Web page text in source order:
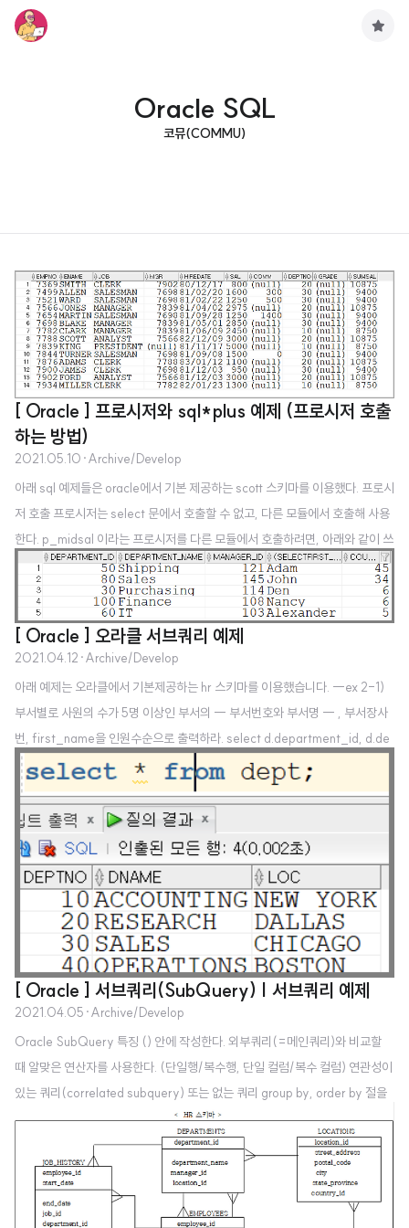
Oracle SQL
코뮤(COMMU)
[ Oracle ] 프로시저와 sql*plus 예제 (프로시저 호출
하는 방법)
2021.05.10 ·Archive/Develop
아래 sql 예제들은 oracle에서 기본 제공하는 scott 스키마를 이용했다. 프로시
저 호출 프로시저는 select 문에서 호출할 수 없고, 다른 모듈에서 호출해 사용
한다. p_midsal 이라는 프로시저를 다른 모듈에서 호출하려면, 아래와 같이 쓰
면 된다. > begin p_midsal(3); end; / 또는 sql*plus 명령을 아래와 같이 써
서 호출할 수도 있다. > exec p_midsal(2); 우선 emp 와 동일한 내용을 가진
testemp 테이블을 만들고 컬럼을 추가하겠다. 프로시저 예제 -- CTAS 기법
으로 testemp 테이블을 만들고 컬럼 두개를 추가하시오. -- (grade number
(), sumsal number(10)) create table testemp as sel..
[ Oracle ] 오라클 서브쿼리 예제
2021.04.12 ·Archive/Develop
아래 예제는 오라클에서 기본제공하는 hr 스키마를 이용했습니다. --ex 2-1)
부서별로 사원의 수가 5명 이상인 부서의 -- 부서번호와 부서명 -- , 부서장사
번, first_name을 인원수순으로 출력하라. select d.department_id, d.de
partment_name, d.manager_id, (select first_name from employee
s where d.manager_id = employee_id ), count(*) from departments
d join employees e on d.department_id = e.department_id group by
d.department_id, d.department_name, d.manager_id having coun
t..
[ Oracle ] 서브쿼리(SubQuery) | 서브쿼리 예제
2021.04.05 ·Archive/Develop
Oracle SubQuery 특징 () 안에 작성한다. 외부쿼리(=메인쿼리)와 비교할
때 알맞은 연산자를 사용한다. (단일행/복수행, 단일 컬럼/복수 컬럼) 연관성이
있는 쿼리(correlated subquery) 또는 없는 쿼리 group by, order by 절을
제외하고 모든 절에 사용 가능하다. 복수행이 리턴될 때 all : 서브 쿼리 리턴 값
중 최대값 Scott 스키마를 활용한 Subquery 활용 문제 : 부서명이 'SALES'
인 사원의 사번과 이름은? select e..
구